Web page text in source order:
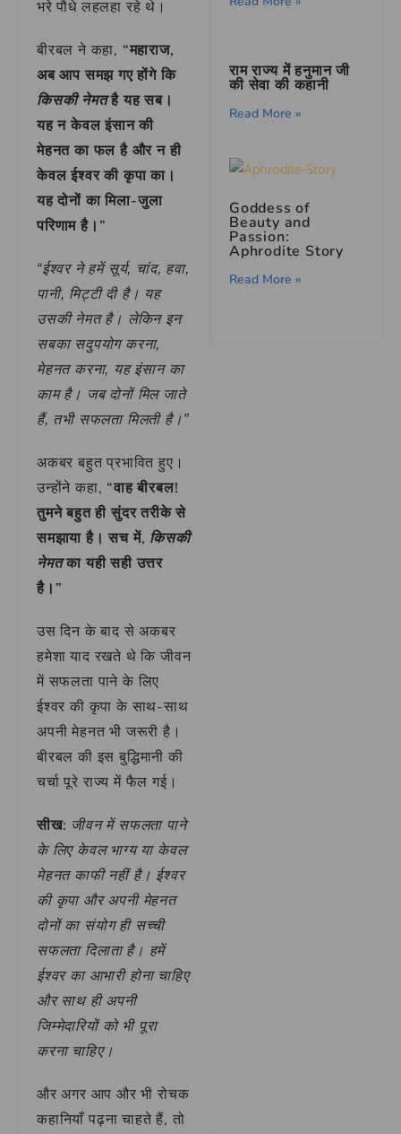
भरे पौधे लहलहा रहे थे।
बीरबल ने कहा, “महाराज,
अब आप समझ गए होंगे कि
किसकी नेमतहै यह सब।
यह न केवल इंसान की
मेहनत का फल है और न ही
केवल ईश्वर की कृपा का।
यह दोनों का मिला-जुला
परिणाम है।”
“ईश्वर ने हमें सूर्य, चांद, हवा,
पानी, मिट्टी दी है। यह
उसकी नेमत है। लेकिन इन
सबका सदुपयोग करना,
मेहनत करना, यह इंसान का
काम है। जब दोनों मिल जाते
हैं, तभी सफलता मिलती है।”
अकबर बहुत प्रभावित हुए।
उन्होंने कहा, “वाह बीरबल!
तुमने बहुत ही सुंदर तरीके से
समझाया है। सच में, किसकी
नेमतका यही सही उत्तर
है।”
उस दिन के बाद से अकबर
हमेशा याद रखते थे कि जीवन
में सफलता पाने के लिए
ईश्वर की कृपा के साथ-साथ
अपनी मेहनत भी जरूरी है।
बीरबल की इस बुद्धिमानी की
चर्चा पूरे राज्य में फैल गई।
सीख: जीवन में सफलता पाने
के लिए केवल भाग्य या केवल
मेहनत काफी नहीं है। ईश्वर
की कृपा और अपनी मेहनत
दोनों का संयोग ही सच्ची
सफलता दिलाता है। हमें
ईश्वर का आभारी होना चाहिए
और साथ ही अपनी
जिम्मेदारियों को भी पूरा
करना चाहिए।
और अगर आप और भी रोचक
कहानियाँ पढ़ना चाहते हैं, तो
राम राज्य में हनुमान जी
की सेवा की कहानी
Read More »
Goddess of
Beauty and
Passion:
Aphrodite Story
Read More »